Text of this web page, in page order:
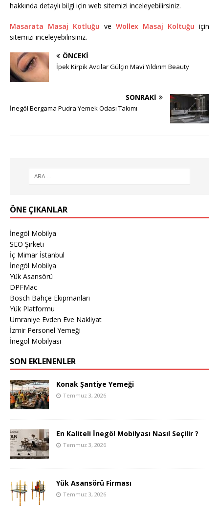
hakkında detaylı bilgi için web sitemizi inceleyebilirsiniz.
Masarata Masaj Kotluğu ve Wollex Masaj Koltuğu için
sitemizi inceleyebilirsiniz.
ÖNCEKI
İpek Kirpik Avcılar Gülçin Mavi Yıldırım Beauty
SONRAKI
İnegöl Bergama Pudra Yemek Odası Takımı
ÖNE ÇIKANLAR
İnegöl Mobilya
SEO Şirketi
İç Mimar İstanbul
İnegöl Mobilya
Yük Asansörü
DPFMac
Bosch Bahçe Ekipmanları
Yük Platformu
Ümraniye Evden Eve Nakliyat
İzmir Personel Yemeği
İnegöl Mobilyası
SON EKLENENLER
Konak Şantiye Yemeği
Temmuz 3, 2026
En Kaliteli İnegöl Mobilyası Nasıl Seçilir ?
Temmuz 3, 2026
Yük Asansörü Firması
Temmuz 3, 2026